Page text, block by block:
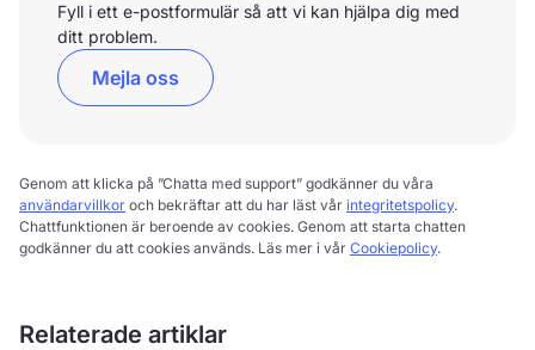
Fyll i ett e-postformulär så att vi kan hjälpa dig med
ditt problem.
Mejla oss
Genom att klicka på ”Chatta med support” godkänner du våra
användarvillkor och bekräftar att du har läst vår integritetspolicy.
Chattfunktionen är beroende av cookies. Genom att starta chatten
godkänner du att cookies används. Läs mer i vår Cookiepolicy.
Relaterade artiklar